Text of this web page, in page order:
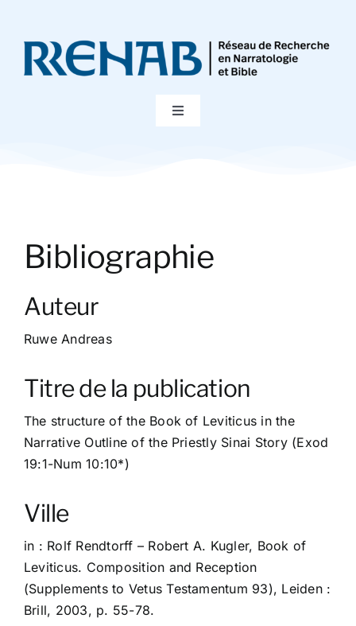
contenu
Toggle
Publications
Bibliographie
Contact
Bibliographie
Auteur
Ruwe Andreas
Titre de la publication
The structure of the Book of Leviticus in the
Narrative Outline of the Priestly Sinai Story (Exod
19:1-Num 10:10*)
Ville
in : Rolf Rendtorff – Robert A. Kugler, Book of
Leviticus. Composition and Reception
(Supplements to Vetus Testamentum 93), Leiden :
Brill, 2003, p. 55-78.